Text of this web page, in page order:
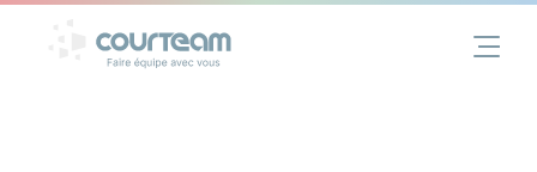
Panneau de gestion des cookies